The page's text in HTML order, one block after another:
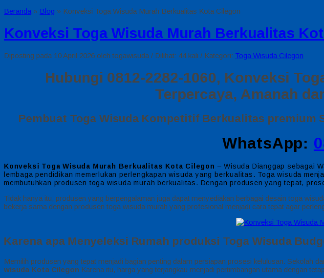
Beranda » Blog » Konveksi Toga Wisuda Murah Berkualitas Kota Cilegon
Konveksi Toga Wisuda Murah Berkualitas
Diposting pada 10 April 2026 oleh togawisuda / Dilihat: 44 kali / Kategori: Toga Wisuda Cilegon
Hubungi 0812-2282-1060, Konveksi
Terpercaya, Amanah
Pembuat Toga Wisuda Kompetitif Berkualitas premium
WhatsApp:
Konveksi Toga Wisuda Murah Berkualitas Kota Cilegon – Wisuda Dianggap sebagai
lembaga pendidikan memerlukan perlengkapan wisuda yang berkualitas. Toga wisuda
membutuhkan produsen toga wisuda murah berkualitas. Dengan produsen yang tepat,
Tidak hanya itu, produsen yang berpengalaman juga dapat menyediakan berbagai desain toga
bekerja sama dengan produsen toga wisuda murah yang profesional menjadi cara tepat agar
Karena apa Menyeleksi Rumah produksi Toga Wisuda
Memilih produsen yang tepat menjadi bagian penting dalam persiapan prosesi kelulusan. Sekolah
wisuda Kota Cilegon Karena itu, harga yang terjangkau menjadi pertimbangan utama dengan